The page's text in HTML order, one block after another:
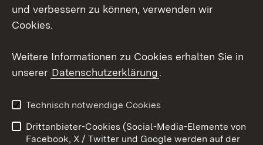
Barrierefreiheit
Kontakt
Cookies
und verbessern zu können, verwenden wir
Cookies.
Weitere Informationen zu Cookies erhalten Sie in
unserer Datenschutzerklärung.
Technisch notwendige Cookies
Drittanbieter-Cookies (Social-Media-Elemente von
Facebook, X / Twitter und Google werden auf der